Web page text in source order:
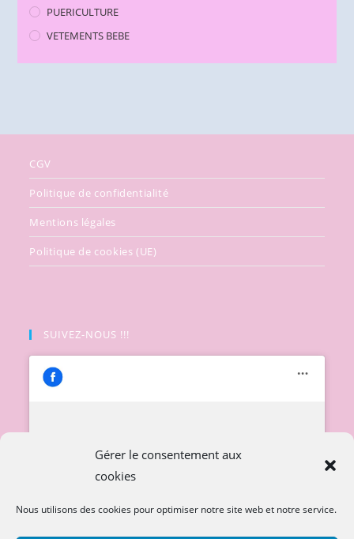
Gérer le consentement aux
cookies
Nous utilisons des cookies pour optimiser notre site web et notre service.
PUERICULTURE
VETEMENTS BEBE
CGV
Politique de confidentialité
Mentions légales
Politique de cookies (UE)
SUIVEZ-NOUS !!!
Cliquez pour accepter les cookies
marketing et activer ce contenu